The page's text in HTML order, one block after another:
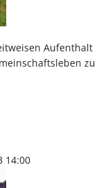
Aufenthalt
zu
14:00